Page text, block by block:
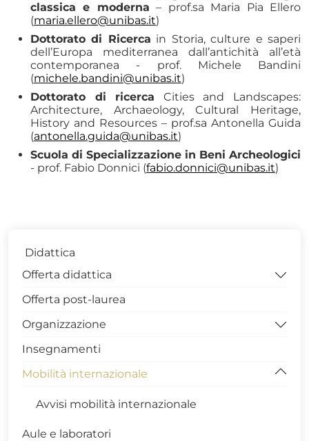
classica e moderna – prof.sa Maria Pia Ellero
(maria.ellero@unibas.it)
Dottorato di Ricerca in Storia, culture e saperi
dell’Europa mediterranea dall’antichità all’età
contemporanea - prof. Michele Bandini
(michele.bandini@unibas.it)
Dottorato di ricerca Cities and Landscapes:
Architecture, Archaeology, Cultural Heritage,
History and Resources – prof.sa Antonella Guida
(antonella.guida@unibas.it)
Scuola di Specializzazione in Beni Archeologici
- prof. Fabio Donnici (fabio.donnici@unibas.it)
Didattica
Offerta didattica
Scienze dell'Educazione e della Formazione
Studi Umanistici
Economia Aziendale
Operatore dei Beni Culturali
Filologia Classica e Moderna
Offerta post-laurea
Organizzazione
Sede di Via N. Sauro – Potenza
Campus di Macchia Romana - Potenza
Campus di via Lanera - Matera
Insegnamenti
Mobilità internazionale
Avvisi mobilità internazionale
Aule e laboratori